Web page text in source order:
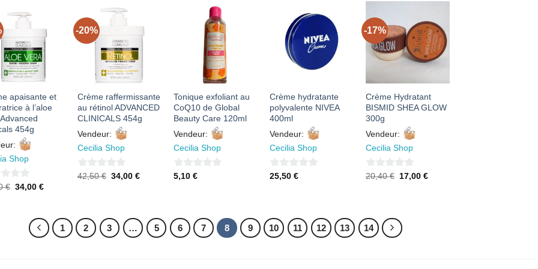
À MES
FAVORIS
apaisante et
à l’aloe
454g
Shop
€ Le
42,50 €.
34,00€Le
34,00 €.
-20%
AJOUTER
À MES
FAVORIS
Crème raffermissante
au rétinol ADVANCED
CLINICALS 454g
Vendeur:
Cecilia Shop
0
42,50€ Le
34,00€Le
AJOUTER
À MES
FAVORIS
Tonique exfoliant au
CoQ10 de Global
Beauty Care 120ml
Vendeur:
Cecilia Shop
0
5,10 €
AJOUTER
À MES
FAVORIS
Crème hydratante
polyvalente NIVEA
400ml
Vendeur:
Cecilia Shop
0
25,50 €
-17%
AJOUTER
À MES
FAVORIS
Crème Hydratant
BISMID SHEA GLOW
300g
Vendeur:
Cecilia Shop
0
20,40€ Le
17,00€Le
1 2 3 … 5 6 7 8 9 10 11 12 13 14